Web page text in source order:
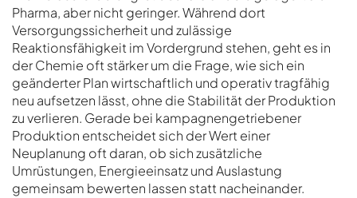
Pharma, aber nicht geringer. Während dort
Versorgungssicherheit und zulässige
Reaktionsfähigkeit im Vordergrund stehen, geht es in
der Chemie oft stärker um die Frage, wie sich ein
geänderter Plan wirtschaftlich und operativ tragfähig
neu aufsetzen lässt, ohne die Stabilität der Produktion
zu verlieren. Gerade bei kampagnengetriebener
Produktion entscheidet sich der Wert einer
Neuplanung oft daran, ob sich zusätzliche
Umrüstungen, Energieeinsatz und Auslastung
gemeinsam bewerten lassen statt nacheinander.